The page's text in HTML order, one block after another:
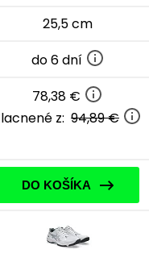
25,5 cm
do 6 dní
78,38 €
z: 94,89 €
DO KOŠÍKA